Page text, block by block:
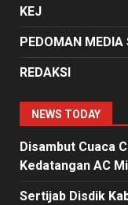
KEJ
PEDOMAN MEDIA
REDAKSI
NEWS TODAY
Disambut Cuaca
Kedatangan AC
Sertijab Disdik